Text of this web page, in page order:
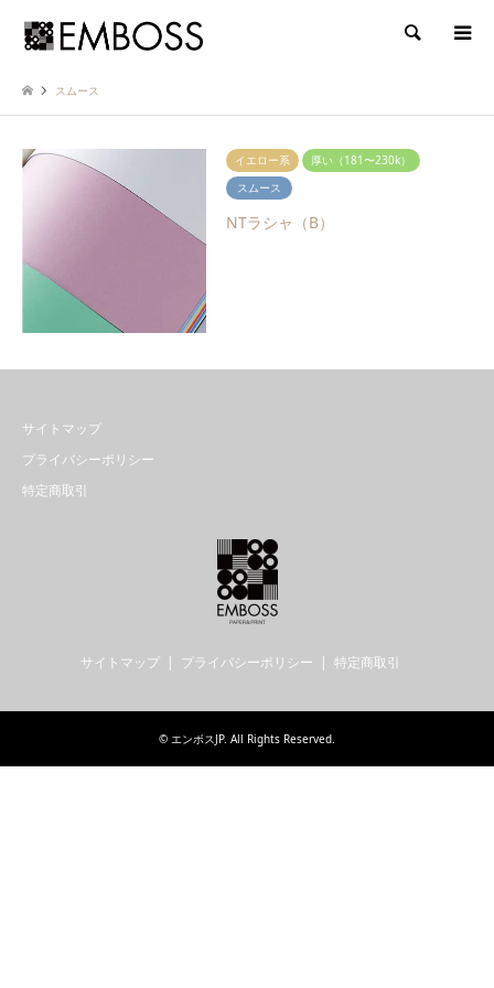
検索
スムース
イエロー系
厚い（181〜230k）
スムース
NTラシャ（B）
サイトマップ
プライバシーポリシー
特定商取引
サイトマップ プライバシーポリシー 特定商取引
© エンボスJP. All Rights Reserved.